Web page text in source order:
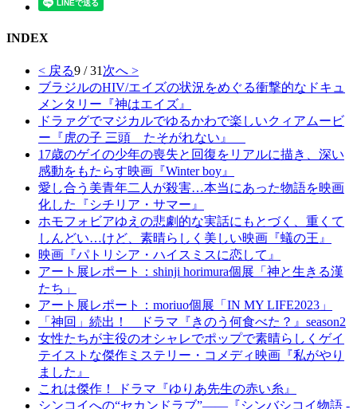
INDEX
< 戻る9 / 31 次へ >
ブラジルのHIV/エイズの状況をめぐる衝撃的なドキュ
メンタリー『神はエイズ』
ドラァグでマジカルでゆるかわで楽しいクィアムービ
ー『虎の子 三頭 たそがれない』
17歳のゲイの少年の喪失と回復をリアルに描き、深い
感動をもたらす映画『Winter boy』
愛し合う美青年二人が殺害…本当にあった物語を映画
化した『シチリア・サマー』
ホモフォビアゆえの悲劇的な実話にもとづく、重くて
しんどい…けど、素晴らしく美しい映画『蟻の王』
映画『パトリシア・ハイスミスに恋して』
アート展レポート：shinji horimura個展「神と生きる漢
たち」
アート展レポート：moriuo個展「IN MY LIFE2023」
「神回」続出！ ドラマ『きのう何食べた？』season2
女性たちが主役のオシャレでポップで素晴らしくゲイ
テイストな傑作ミステリー・コメディ映画『私がやり
ました』
これは傑作！ ドラマ『ゆりあ先生の赤い糸』
シンコイへの“セカンドラブ”――『シンバシコイ物語 -